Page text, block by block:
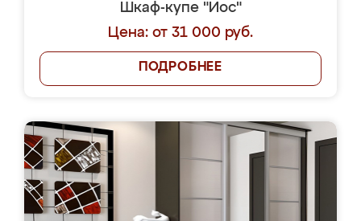
Шкаф-купе "Иос"
Цена: от 31 000 руб.
ПОДРОБНЕЕ